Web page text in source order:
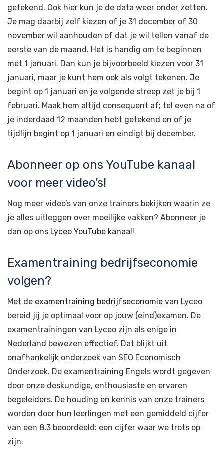
getekend. Ook hier kun je de data weer onder zetten.
Je mag daarbij zelf kiezen of je 31 december of 30
november wil aanhouden of dat je wil tellen vanaf de
eerste van de maand. Het is handig om te beginnen
met 1 januari. Dan kun je bijvoorbeeld kiezen voor 31
januari, maar je kunt hem ook als volgt tekenen. Je
begint op 1 januari en je volgende streep zet je bij 1
februari. Maak hem altijd consequent af; tel even na of
je inderdaad 12 maanden hebt getekend en of je
tijdlijn begint op 1 januari en eindigt bij december.
Abonneer op ons YouTube kanaal
voor meer video’s!
Nog meer video’s van onze trainers bekijken waarin ze
je alles uitleggen over moeilijke vakken? Abonneer je
dan op ons Lyceo YouTube kanaal!
Examentraining bedrijfseconomie
volgen?
Met de examentraining bedrijfseconomie van Lyceo
bereid jij je optimaal voor op jouw (eind)examen. De
examentrainingen van Lyceo zijn als enige in
Nederland bewezen effectief. Dat blijkt uit
onafhankelijk onderzoek van SEO Economisch
Onderzoek. De examentraining Engels wordt gegeven
door onze deskundige, enthousiaste en ervaren
begeleiders. De houding en kennis van onze trainers
worden door hun leerlingen met een gemiddeld cijfer
van een 8,3 beoordeeld: een cijfer waar we trots op
zijn.